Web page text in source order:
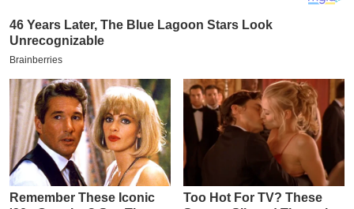
ब
ज
ट
खे
ल
क्रि
के
ट
I